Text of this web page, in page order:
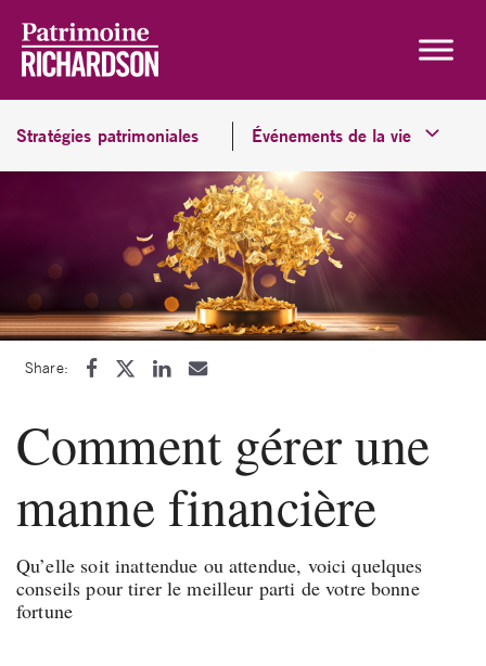
Stratégies patrimoniales Événements de la vie
Share:
Comment gérer une
manne financière
Qu’elle soit inattendue ou attendue, voici quelques
conseils pour tirer le meilleur parti de votre bonne
fortune